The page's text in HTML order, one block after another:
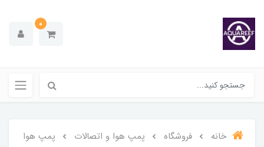
0
خانه فروشگاه پمپ هوا و اتصالات
پمپ هوا